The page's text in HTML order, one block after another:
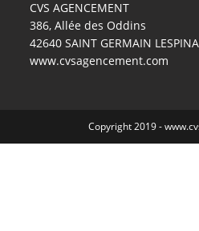
CVS AGENCEMENT
386, Allée des Oddins
42640 SAINT GERMAIN
www.cvsagencement.com
Copyright 2019 -